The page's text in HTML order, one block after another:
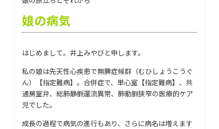
娘の病気
はじめまして。井上みやびと申します。
私の娘は先天性心疾患で無脾症候群（むひしょうこうぐ
ん）【指定難病】。合併症で、単心室【指定難病】、共
通房室弁、総肺静脈還流異常、肺動脈狭窄の医療的ケア
児でした。
成長の過程で病気の進行もあり、さらに病名は増えます